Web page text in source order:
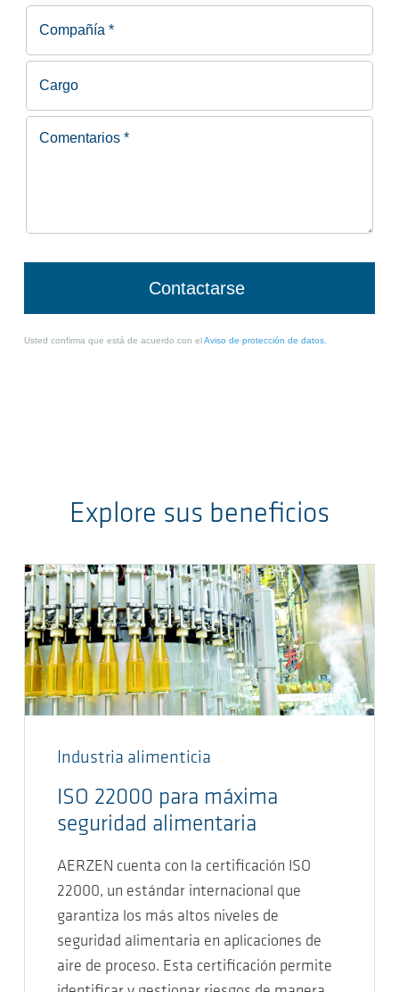
Explore sus beneficios
Industria alimenticia
ISO 22000 para máxima
seguridad alimentaria
AERZEN cuenta con la certificación ISO
22000, un estándar internacional que
garantiza los más altos niveles de
seguridad alimentaria en aplicaciones de
aire de proceso. Esta certificación permite